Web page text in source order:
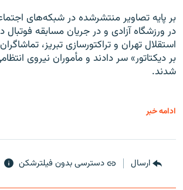
بر پایه تصاویر منتشرشده در شبکه‌های
در ورزشگاه آزادی و در جریان مسابقه فوتبال
استقلال تهران و تراکتورسازی تبریز،
بر دیکتاتور» سر دادند و مأموران نیروی
شدند.
ادامه خبر
ارسال دسترسی بدون فیلترشکن